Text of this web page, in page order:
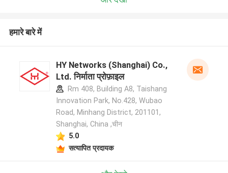
हमारे बारे में
HY Networks (Shanghai) Co.,
Ltd. निर्माता प्रोफ़ाइल
Rm 408, Building A8, Taishang
Innovation Park, No.428, Wubao
Road, Minhang District, 201101,
Shanghai, China ,चीन
5.0
सत्यापित प्रदायक